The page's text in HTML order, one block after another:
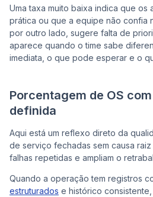
Uma taxa muito baixa indica que os
prática ou que a equipe não confia
por outro lado, sugere falta de
aparece quando o time sabe
imediata, o que pode esperar e o
Porcentagem de OS
definida
Aqui está um reflexo direto da
de serviço fechadas sem causa
falhas repetidas e ampliam o
Quando a operação tem registros
estruturados e histórico